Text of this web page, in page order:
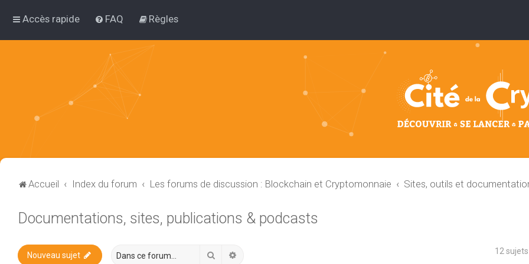
Accès rapide FAQ Règles
Accueil Index du forum Les forums de discussion : Blockchain et Cryptomonnaie Sites, outils et
Documentations, sites, publications & podcasts
Nouveau sujet Rechercher 12 sujets